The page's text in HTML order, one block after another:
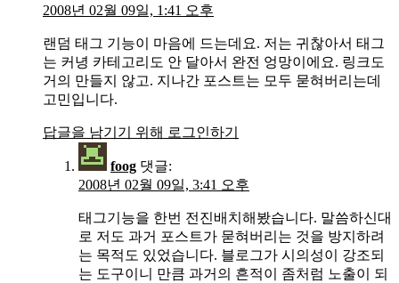
2008년 02월 09일, 1:41 오후
랜덤 태그 기능이 마음에 드는데요. 저는 귀찮아서 태그
는 커녕 카테고리도 안 달아서 완전 엉망이에요. 링크도
거의 만들지 않고. 지나간 포스트는 모두 묻혀버리는데
고민입니다.
답글을 남기기 위해 로그인하기
foog 댓글:
2008년 02월 09일, 3:41 오후
태그기능을 한번 전진배치해봤습니다. 말씀하신대
로 저도 과거 포스트가 묻혀버리는 것을 방지하려
는 목적도 있었습니다. 블로그가 시의성이 강조되
는 도구이니 만큼 과거의 흔적이 좀처럼 노출이 되